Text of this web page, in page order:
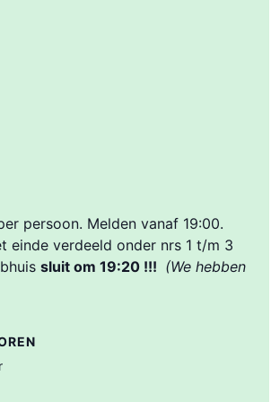
persoon. Melden vanaf 19:00.
einde verdeeld onder nrs 1 t/m 3
sluit om 19:20 !!! (We hebben